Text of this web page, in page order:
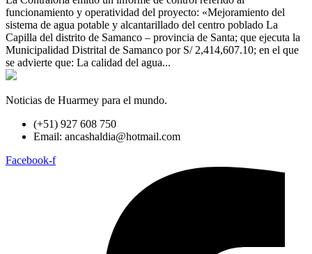
funcionamiento y operatividad del proyecto: «Mejoramiento del
sistema de agua potable y alcantarillado del centro poblado La
Capilla del distrito de Samanco – provincia de Santa; que ejecuta la
Municipalidad Distrital de Samanco por S/ 2,414,607.10; en el que
se advierte que: La calidad del agua...
Noticias de Huarmey para el mundo.
(+51) 927 608 750
Email: ancashaldia@hotmail.com
Facebook-f